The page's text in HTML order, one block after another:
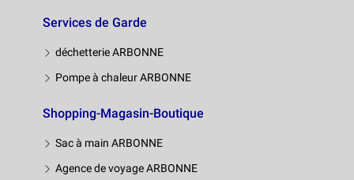
Services de Garde
déchetterie ARBONNE
Pompe à chaleur ARBONNE
Shopping-Magasin-Boutique
Sac à main ARBONNE
Agence de voyage ARBONNE